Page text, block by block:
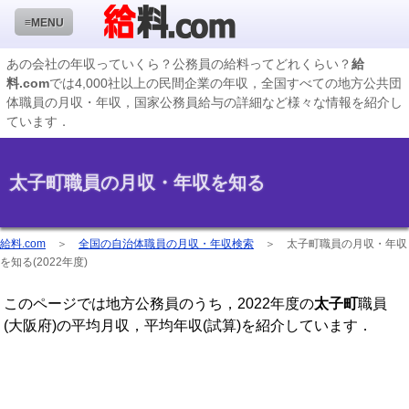
≡MENU
企業検索
年収ランキング
国家公務員編
地方公務員給料検索
私立大学教員編
収録企業データの状況
あの会社の年収っていくら？公務員の給料ってどれくらい？給
料.comでは4,000社以上の民間企業の年収，全国すべての地方公共団
体職員の月収・年収，国家公務員給与の詳細など様々な情報を紹介し
ています．
太子町職員の月収・年収を知る
給料.com ＞ 全国の自治体職員の月収・年収検索 ＞ 太子町職員の月収・年収
を知る(2022年度)
このページでは地方公務員のうち，2022年度の太子町職員
(大阪府)の平均月収，平均年収(試算)を紹介しています．